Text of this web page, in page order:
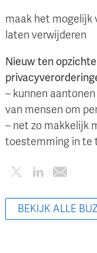
maak het mogelijk
laten verwijderen
Nieuw ten
– kunnen
van mensen om
– net zo makkelijk
toestemming in te
BEKIJK ALLE